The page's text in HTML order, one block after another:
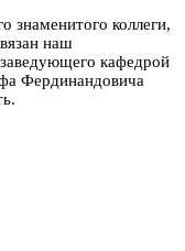
знаменитого коллеги,
наш
кафедрой
Фердинандовича